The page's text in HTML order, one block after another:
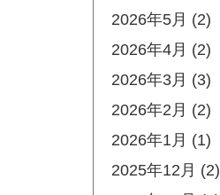
2026年5月 (2)
2026年4月 (2)
2026年3月 (3)
2026年2月 (2)
2026年1月 (1)
2025年12月 (2)